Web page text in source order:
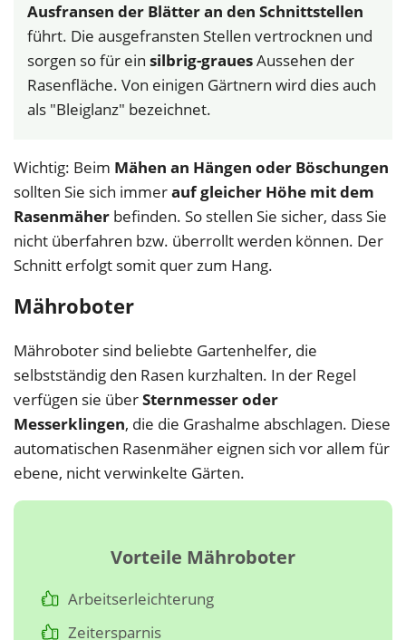
Ausfransen der Blätter an den Schnittstellen
führt. Die ausgefransten Stellen vertrocknen und
sorgen so für ein silbrig-grauesAussehen der
Rasenfläche. Von einigen Gärtnern wird dies auch
als "Bleiglanz" bezeichnet.
Wichtig: Beim Mähen an Hängen oder Böschungen
sollten Sie sich immerauf gleicher Höhe mit dem
Rasenmäher befinden. So stellen Sie sicher, dass Sie
nicht überfahren bzw. überrollt werden können. Der
Schnitt erfolgt somit quer zum Hang.
Mähroboter
Mähroboter sind beliebte Gartenhelfer, die
selbstständig den Rasen kurzhalten. In der Regel
verfügen sie überSternmesser oder
Messerklingen, die die Grashalme abschlagen. Diese
automatischen Rasenmäher eignen sich vor allem für
ebene, nicht verwinkelte Gärten.
Vorteile Mähroboter
Arbeitserleichterung
Zeitersparnis